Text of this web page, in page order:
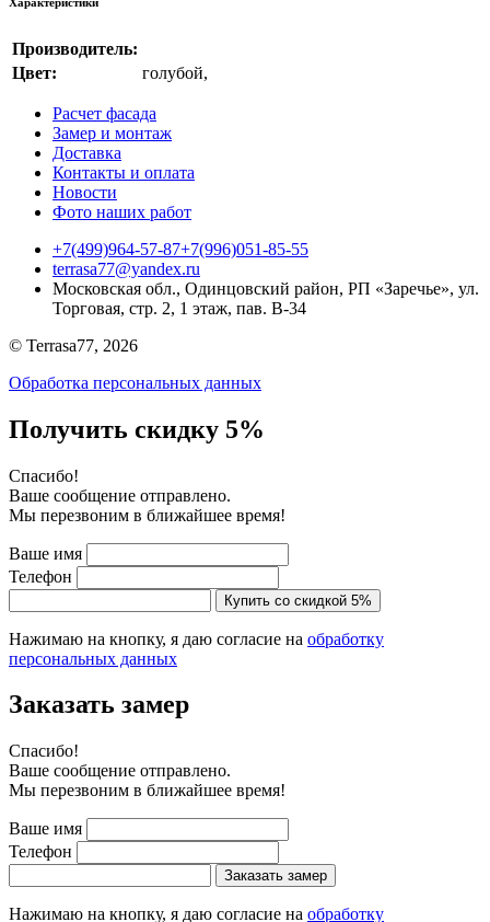
Производитель:
Цвет:
голубой,
Расчет фасада
Замер и монтаж
Доставка
Контакты и оплата
Новости
Фото наших работ
+7(499)964-57-87+7(996)051-85-55
terrasa77@yandex.ru
Московская обл., Одинцовский район, РП «Заречье», ул.
Торговая, стр. 2, 1 этаж, пав. B-34
© Terrasa77, 2026
Обработка персональных данных
Получить скидку 5%
Cпасибо!
Ваше сообщение отправлено.
Мы перезвоним в ближайшее время!
Ваше имя
Телефон
Купить со скидкой 5%
Нажимаю на кнопку, я даю согласие на обработку
персональных данных
Заказать замер
Cпасибо!
Ваше сообщение отправлено.
Мы перезвоним в ближайшее время!
Ваше имя
Телефон
Заказать замер
Нажимаю на кнопку, я даю согласие на обработку